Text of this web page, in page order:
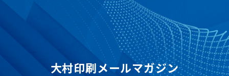
大村印刷メールマガジン